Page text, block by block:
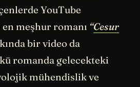
YouTube
meşhur romanı “Cesur
bir video da
romanda gelecekteki
mühendislik ve